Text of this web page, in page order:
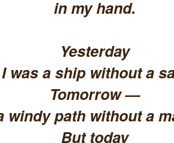
in my hand.
Yesterday
I was a ship without a
Tomorrow —
windy path without a
But today